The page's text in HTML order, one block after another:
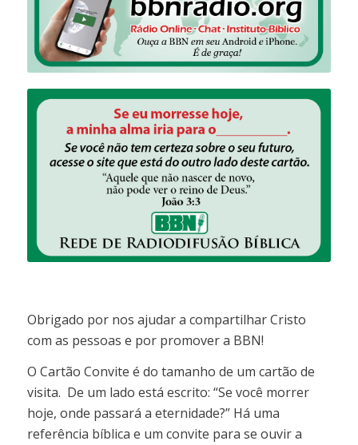
Obrigado por nos ajudar a compartilhar Cristo
com as pessoas e por promover a BBN!
O Cartão Convite é do tamanho de um cartão de
visita. De um lado está escrito: “Se você morrer
hoje, onde passará a eternidade?” Há uma
referência bíblica e um convite para se ouvir a